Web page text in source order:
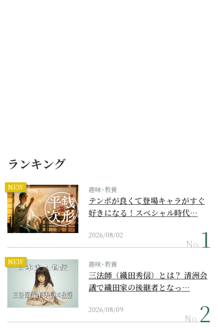
ランキング
NEW 趣味･教養
テンポが良くて登場キャラがすぐ
好きになる！スペシャル時代…
2026/08/02
No.
NEW 趣味･教養
三法師（織田秀信）とは？ 清洲会
議で織田家の後継者となっ…
2026/08/09
No.